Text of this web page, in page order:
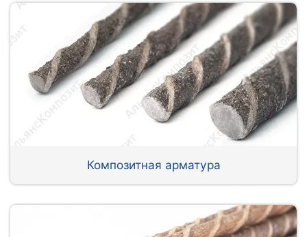
Композитная арматура